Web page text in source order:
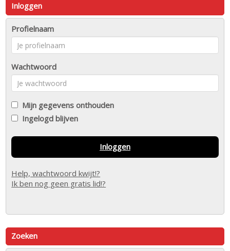
Inloggen
Profielnaam
Wachtwoord
Mijn gegevens onthouden
Ingelogd blijven
Inloggen
Help, wachtwoord kwijt!?
Ik ben nog geen gratis lid!?
Zoeken